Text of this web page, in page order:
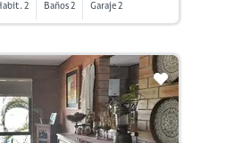
2 Baños 2 Garaje 2